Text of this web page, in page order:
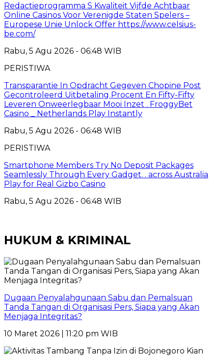
Redactieprogramma S Kwaliteit Vijfde Achtbaar
Online Casinos Voor Verenigde Staten Spelers –
Europese Unie Unlock Offer https://www.celsius-
be.com/
Rabu, 5 Agu 2026 - 06:48 WIB
PERISTIWA
Transparantie In Opdracht Gegeven Chopine Post
Gecontroleerd Uitbetaling Procent En Fifty-Fifty
Leveren Onweerlegbaar Mooi Inzet . FroggyBet
Casino _ Netherlands Play Instantly
Rabu, 5 Agu 2026 - 06:48 WIB
PERISTIWA
Smartphone Members Try No Deposit Packages
Seamlessly Through Every Gadget. . across Australia
Play for Real Gizbo Casino
Rabu, 5 Agu 2026 - 06:48 WIB
HUKUM & KRIMINAL
Dugaan Penyalahgunaan Sabu dan Pemalsuan
Tanda Tangan di Organisasi Pers, Siapa yang Akan
Menjaga Integritas?
10 Maret 2026 | 11:20 pm WIB